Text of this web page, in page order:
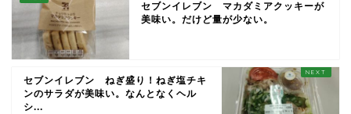
セブンイレブン マカダミアクッキーが
美味い。だけど量が少ない。
セブンイレブン ねぎ盛り！ねぎ塩チキ
ンのサラダが美味い。なんとなくヘル
シ...